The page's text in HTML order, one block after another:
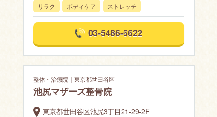
リラク
ボディケア ストレッチ
03-5486-6622
整体・治療院｜東京都世田谷区
池尻マザーズ整骨院
東京都世田谷区池尻3丁目21-29-2F